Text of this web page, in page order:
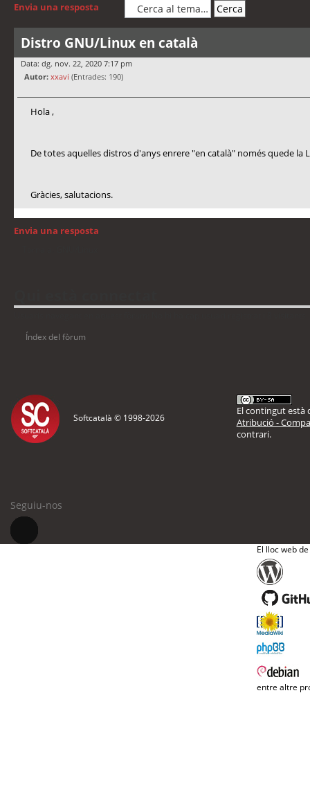
Envia una resposta
Distro GNU/Linux en català
Data: dg. nov. 22, 2020 7:17 pm
Autor: xxavi (Entrades: 190)
Hola ,
De totes aquelles distros d'anys enrere "en català" només quede la
Gràcies, salutacions.
Envia una resposta
Índex del fòrum
Softcatalà © 1998-2026
El contingut està
Atribució -
contrari.
Seguiu-nos
El lloc web
entre altre